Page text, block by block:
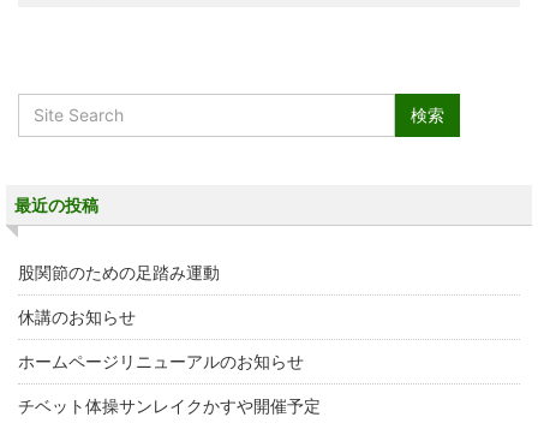
最近の投稿
股関節のための足踏み運動
休講のお知らせ
ホームページリニューアルのお知らせ
チベット体操サンレイクかすや開催予定